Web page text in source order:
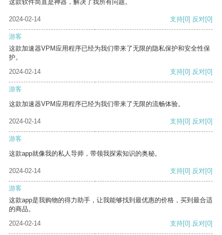
这款软件简直是神器，解决了我所有问题。
2024-02-14 支持[0] 反对[0]
游客
这款加速器VPM应用程序已经为我们带来了无限的隐私保护和安全性保
护。
2024-02-14
支持[0] 反对[0]
游客
这款加速器VPM应用程序已经为我们带来了无限的流畅体验。
2024-02-14 支持[0] 反对[0]
游客
这款app就像我的私人导师，带领我探索知识的奥秘。
2024-02-14 支持[0] 反对[0]
游客
这款app是我购物的得力助手，让我能够找到最优惠的价格，买到最合适
的商品。
2024-02-14
支持[0] 反对[0]